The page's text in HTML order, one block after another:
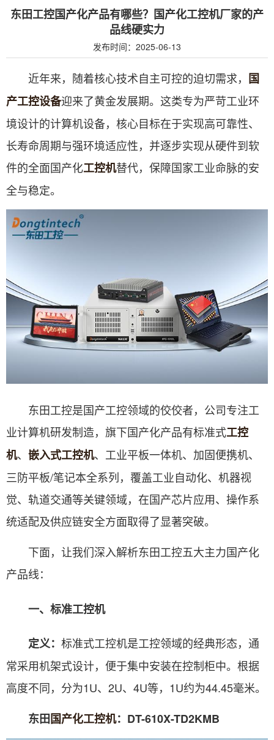
东田工控国产化产品有哪些？国产化工控机厂家的产
品线硬实力
发布时间：2025-06-13
近年来，随着核心技术自主可控的迫切需求， 国
产工控设备迎来了黄金发展期。这类专为严苛工业环
境设计的计算机设备，核心目标在于实现高可靠性、
长寿命周期与强环境适应性，并逐步实现从硬件到软
件的全面国产化工控机替代，保障国家工业命脉的安
全与稳定。
东田工控是国产工控领域的佼佼者，公司专注工
业计算机研发制造，旗下国产化产品有标准式工控
机、 嵌入式工控机、工业平板一体机、加固便携机、
三防平板/笔记本全系列，覆盖工业自动化、机器视
觉、轨道交通等关键领域，在国产芯片应用、操作系
统适配及供应链安全方面取得了显著突破。
下面，让我们深入解析东田工控五大主力国产化
产品线：
一、标准工控机
定义： 标准式工控机是工控领域的经典形态，通
常采用机架式设计，便于集中安装在控制柜中。根据
高度不同，分为1U、2U、4U等，1U约为44.45毫米。
东田国产化工控机：DT-610X-TD2KMB